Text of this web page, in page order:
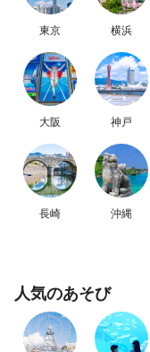
東京 横浜
大阪 神戸
長崎 沖縄
人気のあそび